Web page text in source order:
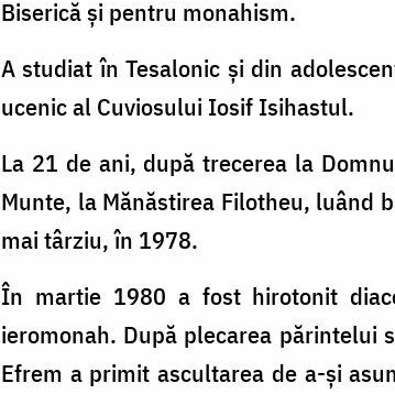
Biserică și pentru monahism.
A studiat în Tesalonic și din
ucenic al Cuviosului Iosif Isihastul.
La 21 de ani, după trecerea la
Munte, la Mănăstirea Filotheu, luând
mai târziu, în 1978.
În martie 1980 a fost hirotonit
ieromonah. După plecarea părintelui
Efrem a primit ascultarea de a-și